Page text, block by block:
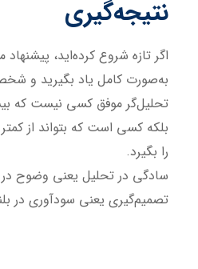
نتیجه‌گیری
اگر تازه شروع کرده‌اید،
به‌صورت کامل یاد بگیرید و
تحلیل‌گر موفق کسی نیست که
بلکه کسی است که بتواند از
را بگیرد.
سادگی در تحلیل یعنی وضوح
تصمیم‌گیری یعنی سودآوری در